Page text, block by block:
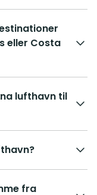
eller Costa
lufthavn til
fra